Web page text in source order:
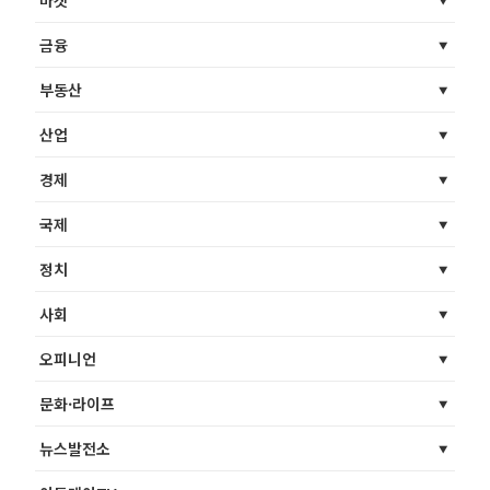
금융
부동산
산업
경제
국제
정치
사회
오피니언
문화·라이프
뉴스발전소